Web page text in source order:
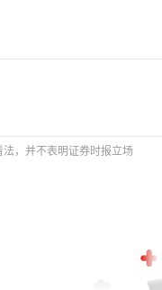
，并不表明证券时报立场